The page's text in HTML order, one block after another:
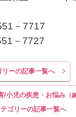
－7717
－7727
リーの記事一覧へ
/小児の疾患・お悩み（
ゴリーの記事一覧へ